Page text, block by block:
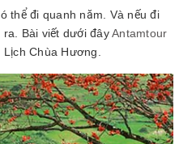
thể đi quanh năm. Và nếu đi
Bài viết dưới đâyAntamtour
Chùa Hương.